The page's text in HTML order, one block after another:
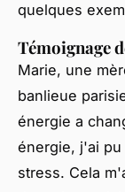
quelques
Témoignage
Marie, une
banlieue
énergie a
énergie, j'ai pu
stress. Cela